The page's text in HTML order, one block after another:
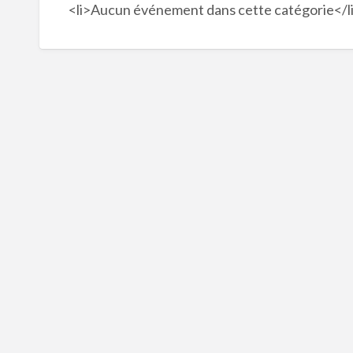
<li>Aucun événement dans cette catégorie</